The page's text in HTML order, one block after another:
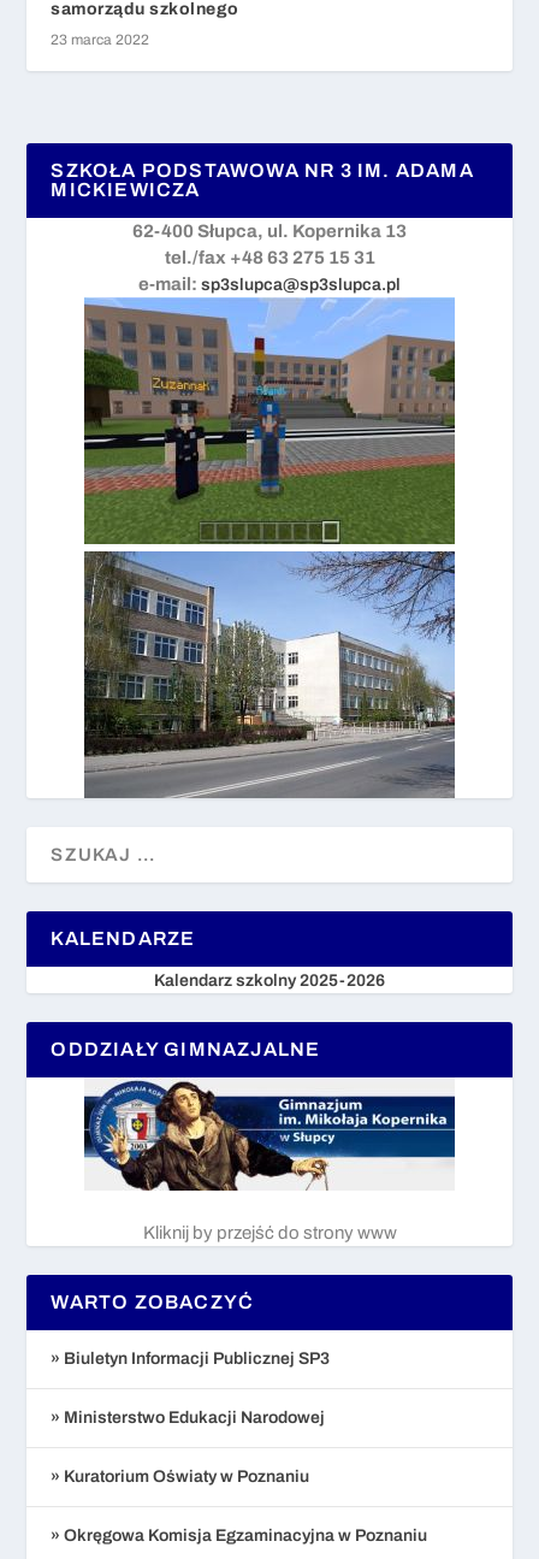
samorządu szkolnego
23 marca 2022
SZKOŁA PODSTAWOWA NR 3 IM. ADAMA
MICKIEWICZA
62-400 Słupca, ul. Kopernika 13
tel./fax +48 63 275 15 31
e-mail: sp3slupca@sp3slupca.pl
KALENDARZE
Kalendarz szkolny 2025-2026
ODDZIAŁY GIMNAZJALNE
Kliknij by przejść do strony www
WARTO ZOBACZYĆ
» Biuletyn Informacji Publicznej SP3
» Ministerstwo Edukacji Narodowej
» Kuratorium Oświaty w Poznaniu
» Okręgowa Komisja Egzaminacyjna w Poznaniu